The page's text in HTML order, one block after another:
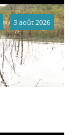
3 août 2026